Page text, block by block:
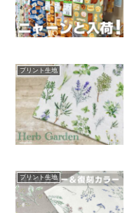
プリント生地
プリント生地